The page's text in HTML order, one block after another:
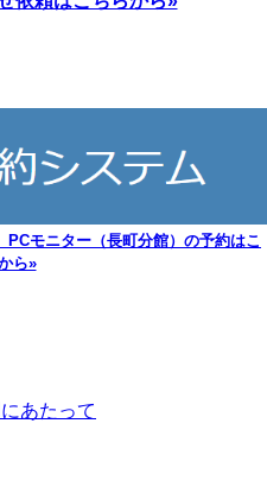
モニター（長町分館）の予約はこ
ら»
あたって